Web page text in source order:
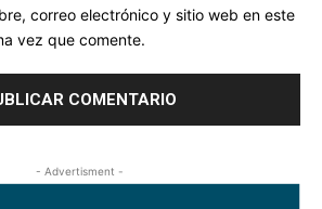
correo electrónico y sitio web en este
vez que comente.
- Advertisment -